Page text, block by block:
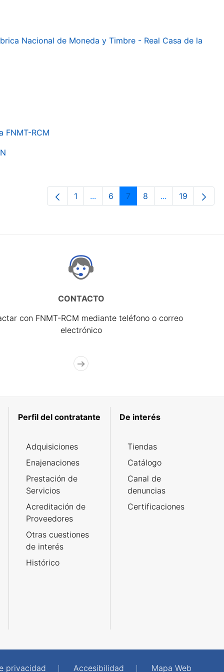
Nacional de Moneda y Timbre - Real Casa de la
FNMT-RCM
Página
1 ...Páginas intermedias Use TAB
Página
6 Página
7 Página
8 ...PáginasPágina
19
CONTACTO
con FNMT-RCM mediante teléfono o correo
electrónico
Perfil del contratante
Adquisiciones
Enajenaciones
Prestación de
Servicios
Acreditación de
Proveedores
Otras cuestiones
de interés
Histórico
De interés
Tiendas
Catálogo
Canal de
denuncias
Certificaciones
privacidad Accesibilidad Mapa Web